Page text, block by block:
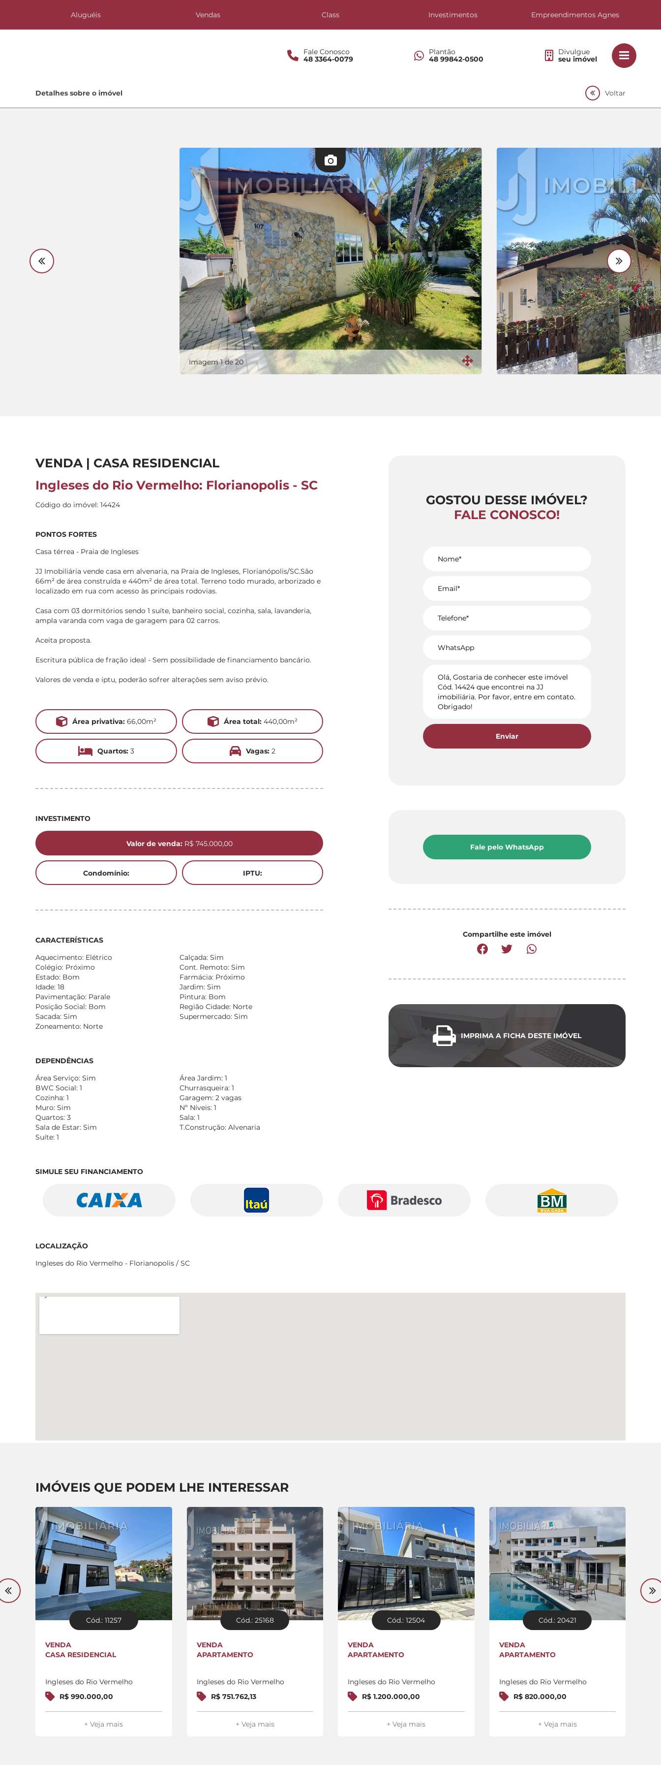
Aluguéis Vendas Class Investimentos Empreendimentos Agnes
Fale Conosco
48 3364-0079
Plantão
48 99842-0500
Divulgue
seu imóvel
Lançamentos
Detalhes sobre o imóvel Voltar
Imagem 1 de 20
VENDA | CASA RESIDENCIAL
Ingleses do Rio Vermelho: Florianopolis - SC
Código do imóvel: 14424
PONTOS FORTES
Casa térrea - Praia de Ingleses
JJ Imobiliária vende casa em alvenaria, na Praia de Ingleses, Florianópolis/SC.São
66m² de área construída e 440m² de área total. Terreno todo murado, arborizado e
localizado em rua com acesso às principais rodovias.
Casa com 03 dormitórios sendo 1 suíte, banheiro social, cozinha, sala, lavanderia,
ampla varanda com vaga de garagem para 02 carros.
Aceita proposta.
Escritura pública de fração ideal - Sem possibilidade de financiamento bancário.
Valores de venda e iptu, poderão sofrer alterações sem aviso prévio.
Área privativa:66,00m² Área total:440,00m²
Quartos:3 Vagas:2
INVESTIMENTO
Valor de venda:R$ 745.000,00
Condomínio: IPTU:
CARACTERÍSTICAS
Aquecimento: Elétrico
Calçada: Sim
Colégio: Próximo
Cont. Remoto: Sim
Estado: Bom
Farmácia: Próximo
Idade: 18
Jardim: Sim
Pavimentação: Parale
Pintura: Bom
Posição Social: Bom
Região Cidade: Norte
Sacada: Sim
Supermercado: Sim
Zoneamento: Norte
DEPENDÊNCIAS
Área Serviço: Sim
Área Jardim: 1
BWC Social: 1
Churrasqueira: 1
Cozinha: 1
Garagem: 2 vagas
Muro: Sim
Nº Níveis: 1
Quartos: 3
Sala: 1
Sala de Estar: Sim
T.Construção: Alvenaria
Suíte: 1
GOSTOU DESSE IMÓVEL?
FALE CONOSCO!
Enviar
Fale pelo WhatsApp
Compartilhe este imóvel
IMPRIMA A FICHA DESTE IMÓVEL
SIMULE SEU FINANCIAMENTO
LOCALIZAÇÃO
Ingleses do Rio Vermelho - Florianopolis / SC
IMÓVEIS QUE PODEM LHE INTERESSAR
Cód.: 11257
VENDA
CASA RESIDENCIAL
Ingleses do Rio Vermelho
R$ 990.000,00
+ Veja mais
Cód.: 25168
VENDA
APARTAMENTO
Ingleses do Rio Vermelho
R$ 751.762,13
+ Veja mais
Cód.: 12504
VENDA
APARTAMENTO
Ingleses do Rio Vermelho
R$ 1.200.000,00
+ Veja mais
Cód.: 20421
VENDA
APARTAMENTO
Ingleses do Rio Vermelho
R$ 820.000,00
+ Veja mais